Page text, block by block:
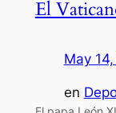
El
May
en